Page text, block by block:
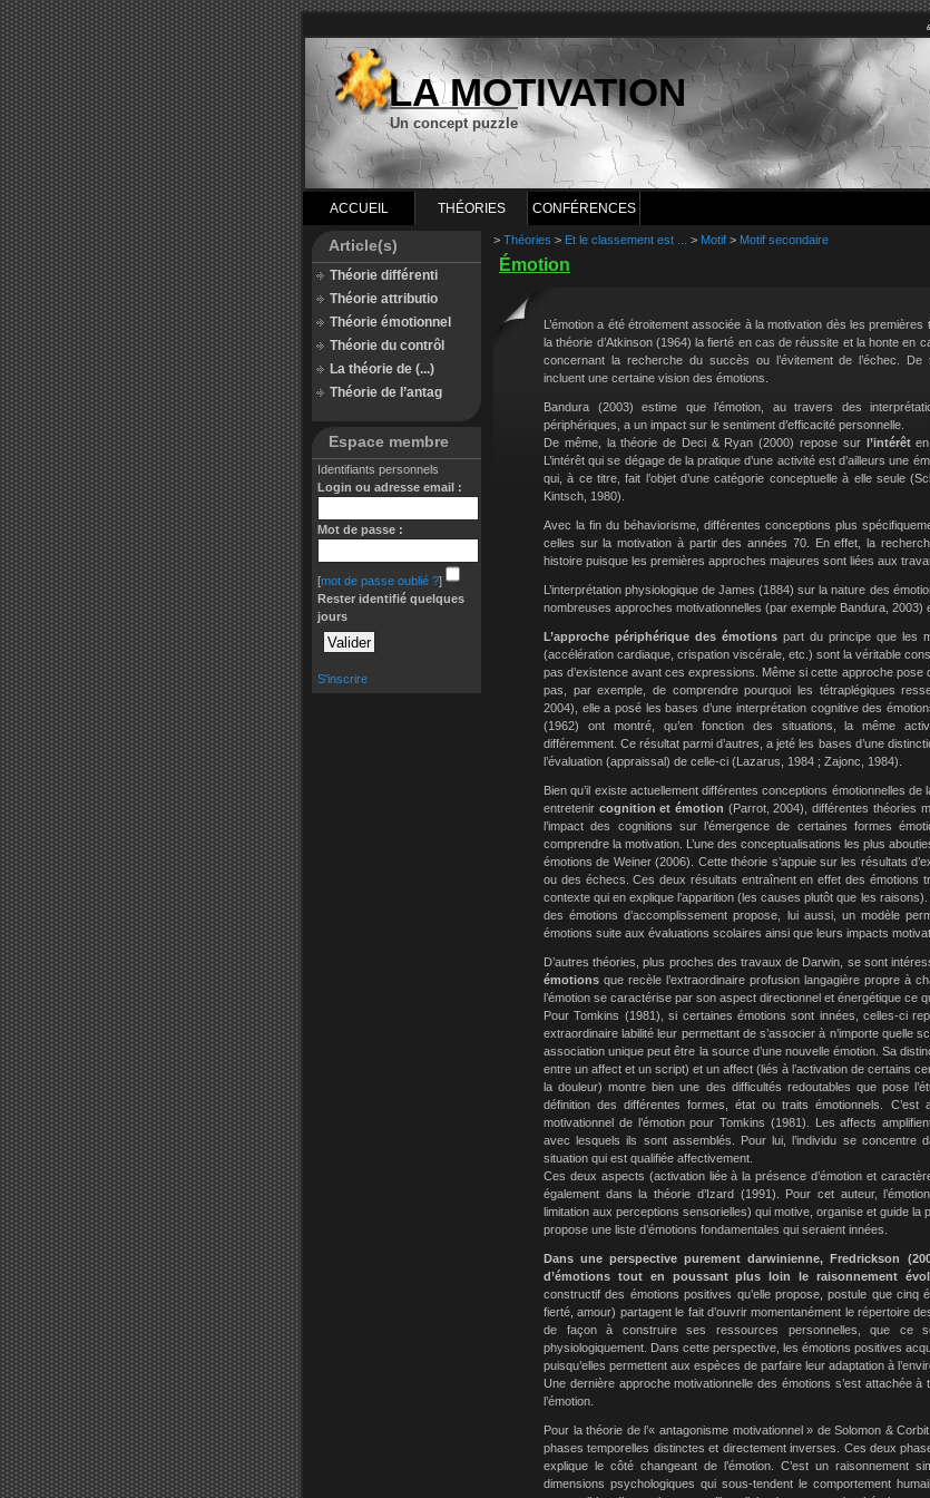
LA MOTIVATION
Un concept puzzle
ACCUEIL THÉORIES CONFÉRENCES
Article(s)
Théorie différenti
Théorie attributio
Théorie émotionnel
Théorie du contrôl
La théorie de (...)
Théorie de l’antag
Espace membre
Identifiants personnels
Login ou adresse email :
Mot de passe :
[mot de passe oublié ?]
Rester identifié quelques
jours
S'inscrire
> Théories > Et le classement est ... > Motif > Motif secondaire
Émotion
L’émotion a été étroitement associée à la motivation dès les
la théorie d’Atkinson (1964) la fierté en cas de réussite et la honte en
concernant la recherche du succès ou l’évitement de l’échec. De
incluent une certaine vision des émotions.
Bandura (2003) estime que l’émotion, au travers des
périphériques, a un impact sur le sentiment d’efficacité personnelle.
De même, la théorie de Deci & Ryan (2000) repose sur l’intérêten
L’intérêt qui se dégage de la pratique d’une activité est d’ailleurs une
qui, à ce titre, fait l’objet d’une catégorie conceptuelle à elle seule
Kintsch, 1980).
Avec la fin du béhaviorisme, différentes conceptions plus
celles sur la motivation à partir des années 70. En effet, la
histoire puisque les premières approches majeures sont liées aux
L’interprétation physiologique de James (1884) sur la nature des
nombreuses approches motivationnelles (par exemple Bandura, 2003)
L’approche périphérique des émotions part du principe que les
(accélération cardiaque, crispation viscérale, etc.) sont la véritable
pas d’existence avant ces expressions. Même si cette approche pose
pas, par exemple, de comprendre pourquoi les tétraplégiques
2004), elle a posé les bases d’une interprétation cognitive des
(1962) ont montré, qu’en fonction des situations, la même
différemment. Ce résultat parmi d’autres, a jeté les bases d’une
l’évaluation (appraissal) de celle-ci (Lazarus, 1984 ; Zajonc, 1984).
Bien qu’il existe actuellement différentes conceptions émotionnelles
entretenir cognition et émotion (Parrot, 2004), différentes théories
l’impact des cognitions sur l’émergence de certaines formes
comprendre la motivation. L’une des conceptualisations les plus
émotions de Weiner (2006). Cette théorie s’appuie sur les résultats
ou des échecs. Ces deux résultats entraînent en effet des émotions
contexte qui en explique l’apparition (les causes plutôt que les
des émotions d’accomplissement propose, lui aussi, un modèle
émotions suite aux évaluations scolaires ainsi que leurs impacts
D’autres théories, plus proches des travaux de Darwin, se sont
émotions que recèle l’extraordinaire profusion langagière propre à
l’émotion se caractérise par son aspect directionnel et énergétique ce
Pour Tomkins (1981), si certaines émotions sont innées, celles-ci
extraordinaire labilité leur permettant de s’associer à n’importe quelle
association unique peut être la source d’une nouvelle émotion. Sa
entre un affect et un script) et un affect (liés à l’activation de certains
la douleur) montre bien une des difficultés redoutables que pose
définition des différentes formes, état ou traits émotionnels.
motivationnel de l’émotion pour Tomkins (1981). Les affects
avec lesquels ils sont assemblés. Pour lui, l’individu se concentre
situation qui est qualifiée affectivement.
Ces deux aspects (activation liée à la présence d’émotion et
également dans la théorie d’Izard (1991). Pour cet auteur,
limitation aux perceptions sensorielles) qui motive, organise et guide la
propose une liste d’émotions fondamentales qui seraient innées.
Dans une perspective purement darwinienne, Fredrickson
d’émotions tout en poussant plus loin le raisonnement
constructif des émotions positives qu’elle propose, postule que cinq
fierté, amour) partagent le fait d’ouvrir momentanément le répertoire
de façon à construire ses ressources personnelles, que ce
physiologiquement. Dans cette perspective, les émotions positives
puisqu’elles permettent aux espèces de parfaire leur adaptation à
Une dernière approche motivationnelle des émotions s’est attachée
l’émotion.
Pour la théorie de l’« antagonisme motivationnel » de Solomon &
phases temporelles distinctes et directement inverses. Ces deux
explique le côté changeant de l’émotion. C’est un raisonnement
dimensions psychologiques qui sous-tendent le comportement